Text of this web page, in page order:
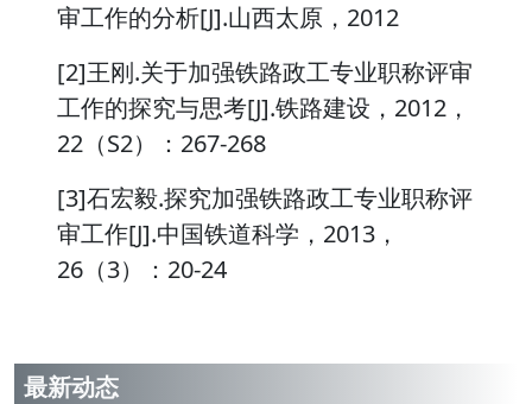
审工作的分析[J].山西太原，2012
[2]王刚.关于加强铁路政工专业职称评审
工作的探究与思考[J].铁路建设，2012，
22（S2）：267-268
[3]石宏毅.探究加强铁路政工专业职称评
审工作[J].中国铁道科学，2013，
26（3）：20-24
最新动态